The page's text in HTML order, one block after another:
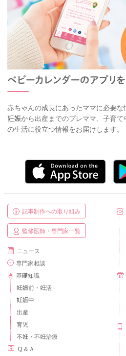
赤ちゃんの成長にあったママに必要な
妊娠から出産までのプレママ、子育
の生活に役立つ情報をお届けします。
記事制作への取り組み
監修医師・専門家一覧
ニュース
専門家相談
基礎知識
妊娠前・妊活
妊娠中
出産
育児
不妊・不妊治療
Ｑ＆Ａ